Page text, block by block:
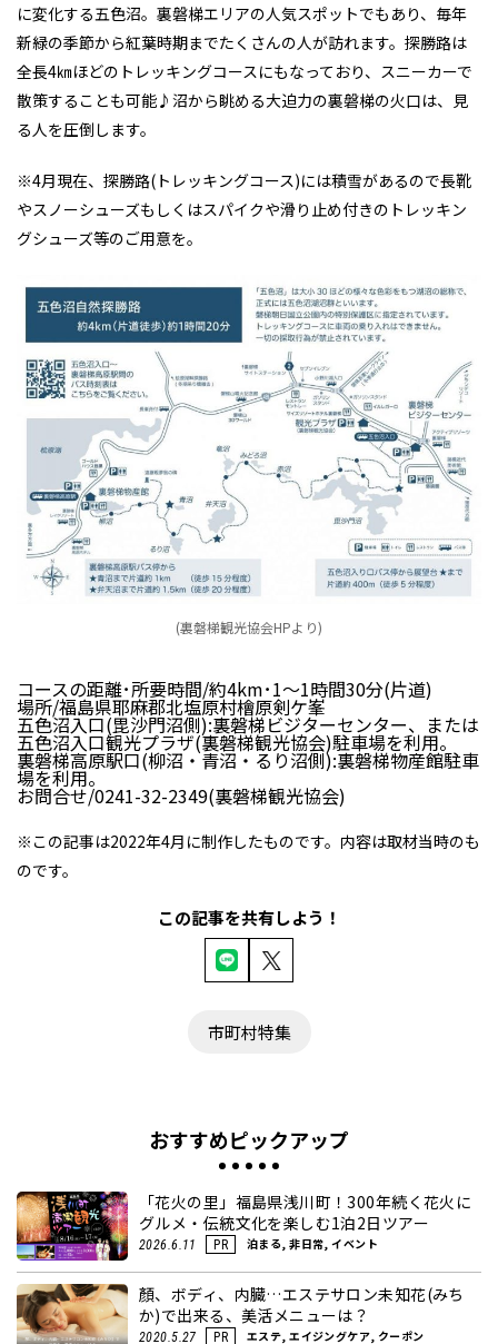
に変化する五色沼。裏磐梯エリアの人気スポットでもあり、毎年
新緑の季節から紅葉時期までたくさんの人が訪れます。探勝路は
全長4㎞ほどのトレッキングコースにもなっており、スニーカーで
散策することも可能♪沼から眺める大迫力の裏磐梯の火口は、見
る人を圧倒します。
※4月現在、探勝路(トレッキングコース)には積雪があるので長靴
やスノーシューズもしくはスパイクや滑り止め付きのトレッキン
グシューズ等のご用意を。
(裏磐梯観光協会HPより)
コースの距離･所要時間/約4km･1～1時間30分(片道)
場所/福島県耶麻郡北塩原村檜原剣ケ峯
五色沼入口(毘沙門沼側):裏磐梯ビジターセンター、または
五色沼入口観光プラザ(裏磐梯観光協会)駐車場を利用。
裏磐梯高原駅口(柳沼・青沼・るり沼側):裏磐梯物産館駐車
場を利用。
お問合せ/0241-32-2349(裏磐梯観光協会)
※この記事は2022年4月に制作したものです。内容は取材当時のも
のです。
この記事を共有しよう！
市町村特集
おすすめピックアップ
「花火の里」福島県浅川町！300年続く花火に
グルメ・伝統文化を楽しむ1泊2日ツアー
2026.6.11 PR 泊まる, 非日常, イベント
顏、ボディ、内臓…エステサロン未知花(みち
か)で出来る、美活メニューは？
2020.5.27 PR エステ, エイジングケア, クーポン